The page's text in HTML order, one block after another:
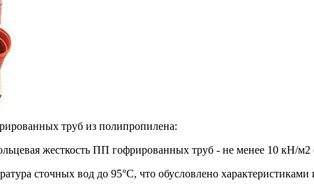
труб из полипропилена:
жесткость ПП гофрированных труб - не менее 10 кН/м2
сточных вод до 95°С, что обусловлено